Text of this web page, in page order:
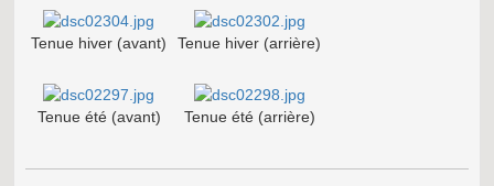
Tenue hiver (avant) Tenue hiver (arrière)
Tenue été (avant) Tenue été (arrière)